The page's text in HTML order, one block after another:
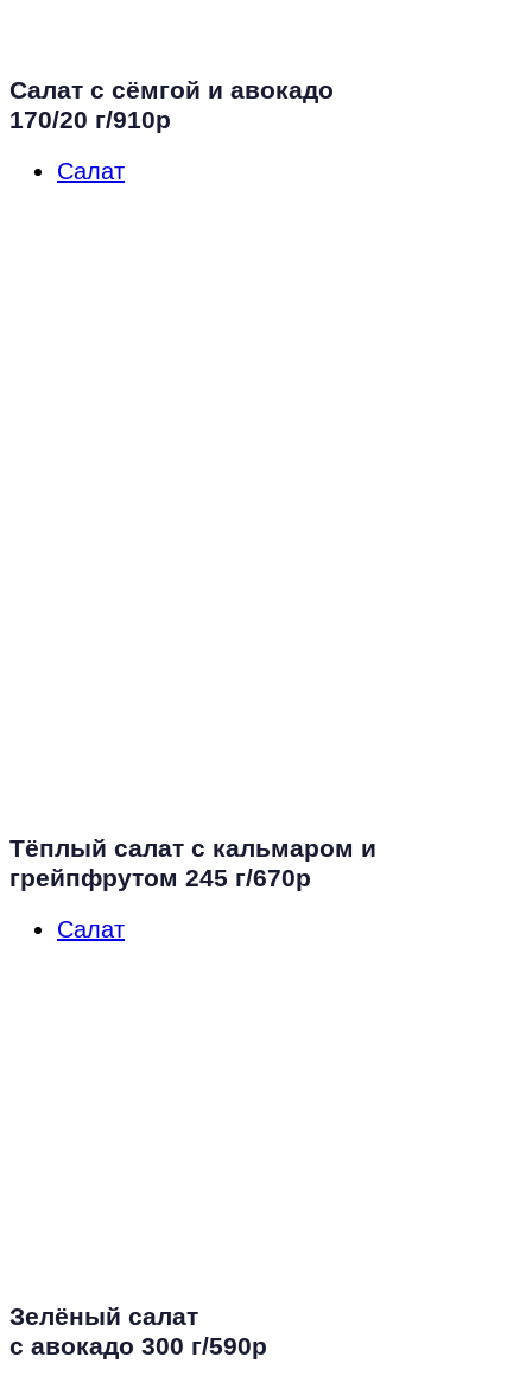
Салат с сёмгой и авокадо
170/20 г/910р
Салат
Тёплый салат с кальмаром и
грейпфрутом 245 г/670р
Салат
Зелёный салат
с авокадо 300 г/590р